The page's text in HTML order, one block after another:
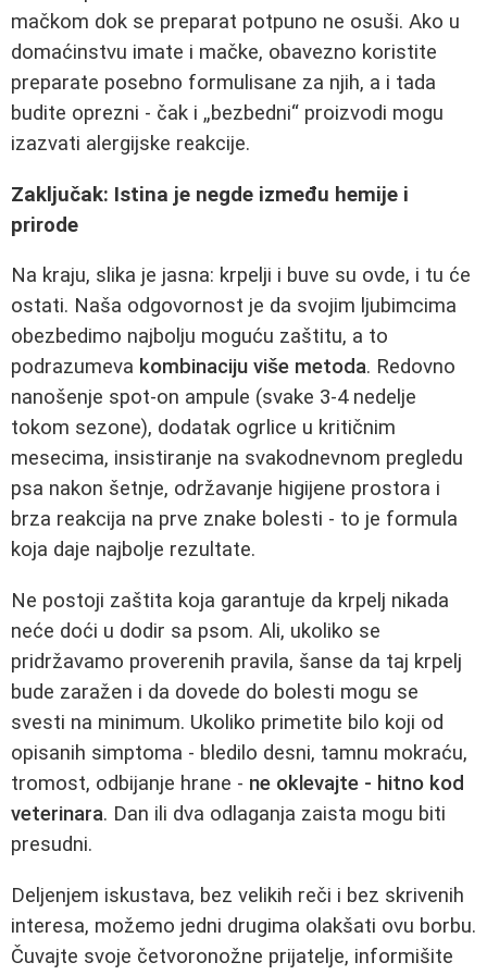
mačkom dok se preparat potpuno ne osuši. Ako u
domaćinstvu imate i mačke, obavezno koristite
preparate posebno formulisane za njih, a i tada
budite oprezni - čak i „bezbedni“ proizvodi mogu
izazvati alergijske reakcije.
Zaključak: Istina je negde između hemije i
prirode
Na kraju, slika je jasna: krpelji i buve su ovde, i tu će
ostati. Naša odgovornost je da svojim ljubimcima
obezbedimo najbolju moguću zaštitu, a to
podrazumeva kombinaciju više metoda. Redovno
nanošenje spot‑on ampule (svake 3-4 nedelje
tokom sezone), dodatak ogrlice u kritičnim
mesecima, insistiranje na svakodnevnom pregledu
psa nakon šetnje, održavanje higijene prostora i
brza reakcija na prve znake bolesti - to je formula
koja daje najbolje rezultate.
Ne postoji zaštita koja garantuje da krpelj nikada
neće doći u dodir sa psom. Ali, ukoliko se
pridržavamo proverenih pravila, šanse da taj krpelj
bude zaražen i da dovede do bolesti mogu se
svesti na minimum. Ukoliko primetite bilo koji od
opisanih simptoma - bledilo desni, tamnu mokraću,
tromost, odbijanje hrane - ne oklevajte - hitno kod
veterinara. Dan ili dva odlaganja zaista mogu biti
presudni.
Deljenjem iskustava, bez velikih reči i bez skrivenih
interesa, možemo jedni drugima olakšati ovu borbu.
Čuvajte svoje četvoronožne prijatelje, informišite